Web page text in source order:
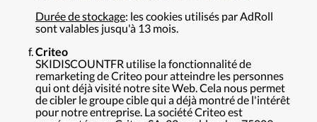
Durée de stockage: les cookies utilisés par AdRoll
sont valables jusqu'à 13 mois.
Criteo
SKIDISCOUNTFR utilise la fonctionnalité de
remarketing de Criteo pour atteindre les personnes
qui ont déjà visité notre site Web. Cela nous permet
de cibler le groupe cible qui a déjà montré de l'intérêt
pour notre entreprise. La société Criteo est